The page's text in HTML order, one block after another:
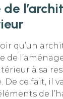
de
qu’un
de
à sa
De ce fait, il
de